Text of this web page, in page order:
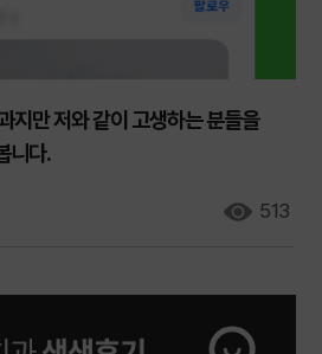
지만 저와 같이 고생하는 분들을
니다.
513